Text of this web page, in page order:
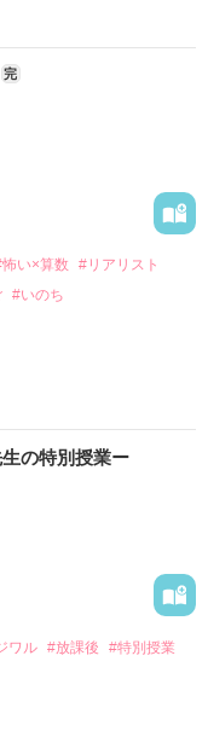
完
い×算数
#リアリスト
#いのち
主義で謙虚な男子・
学準備室――誰もい
謎”を出してくる。
先に現れるの
の特別授業ー
ワル #放課後
#特別授業